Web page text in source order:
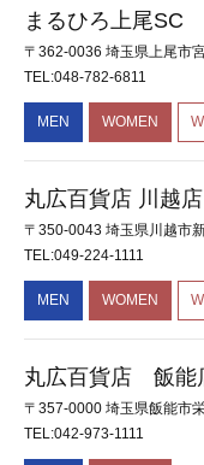
まるひろ上尾SC
〒362-0036 埼玉県上尾市
TEL:048-782-6811
MEN WOMEN
丸広百貨店 川越店
〒350-0043 埼玉県川越市
TEL:049-224-1111
MEN WOMEN
丸広百貨店 飯能
〒357-0000 埼玉県飯能市
TEL:042-973-1111